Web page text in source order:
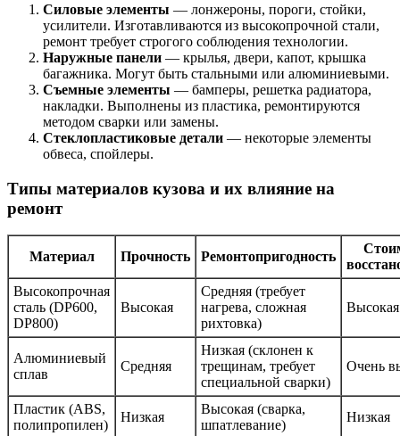
Силовые элементы — лонжероны, пороги, стойки,
усилители. Изготавливаются из высокопрочной стали,
ремонт требует строгого соблюдения технологии.
Наружные панели — крылья, двери, капот, крышка
багажника. Могут быть стальными или алюминиевыми.
Съемные элементы — бамперы, решетка радиатора,
накладки. Выполнены из пластика, ремонтируются
методом сварки или замены.
Стеклопластиковые детали — некоторые элементы
обвеса, спойлеры.
Типы материалов кузова и их влияние на
ремонт
Материал Прочность Ремонтопригодность
Высокопрочная
сталь (DP600,
DP800)
Высокая
Средняя (требует
нагрева, сложная
рихтовка)
Высокая
Алюминиевый
сплав
Средняя
Низкая (склонен к
трещинам, требует
специальной сварки)
Очень
Пластик (ABS,
полипропилен)
Низкая
Высокая (сварка,
шпатлевание)
Низкая